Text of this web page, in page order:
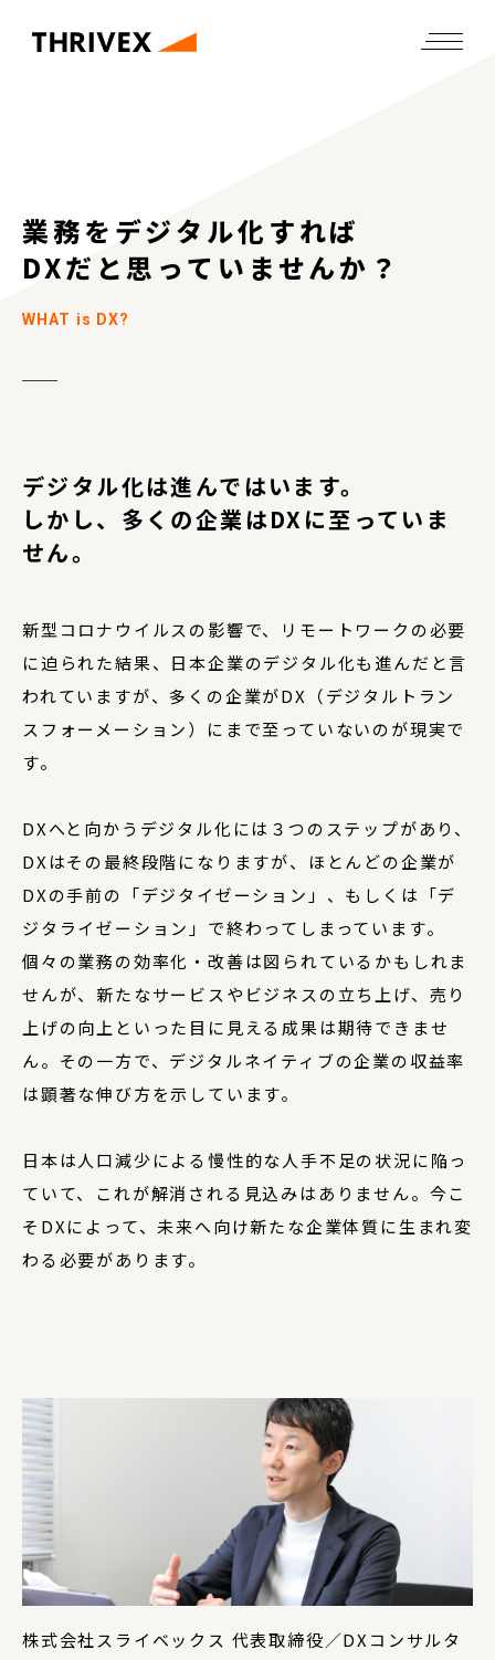
業務をデジタル化すれば
DXだと思っていませんか？
WHAT is DX?
デジタル化は進んではいます。
しかし、多くの企業はDXに至っていま
せん。
新型コロナウイルスの影響で、リモートワークの必要
に迫られた結果、日本企業のデジタル化も進んだと言
われていますが、多くの企業がDX（デジタルトラン
スフォーメーション）にまで至っていないのが現実で
す。
DXへと向かうデジタル化には３つのステップがあり、
DXはその最終段階になりますが、ほとんどの企業が
DXの手前の「デジタイゼーション」、もしくは「デ
ジタライゼーション」で終わってしまっています。
個々の業務の効率化・改善は図られているかもしれま
せんが、新たなサービスやビジネスの立ち上げ、売り
上げの向上といった目に見える成果は期待できませ
ん。その一方で、デジタルネイティブの企業の収益率
は顕著な伸び方を示しています。
日本は人口減少による慢性的な人手不足の状況に陥っ
ていて、これが解消される見込みはありません。今こ
そDXによって、未来へ向け新たな企業体質に生まれ変
わる必要があります。
株式会社スライベックス 代表取締役／DXコンサルタ